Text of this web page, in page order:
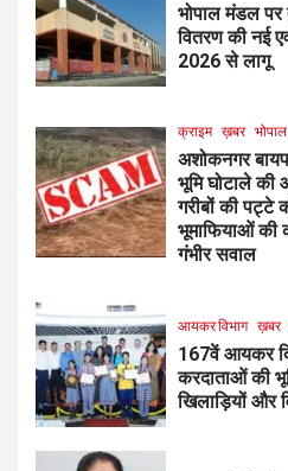
भोपाल मंडल
वितरण की नई
2026 से लागू
क्राइम ख़बर भोपाल
अशोकनगर
भूमि घोटाले
गरीबों की पट्टे
भूमाफियाओं की
गंभीर सवाल
आयकर विभाग ख़बर
167वें आयकर
करदाताओं की
खिलाड़ियों और